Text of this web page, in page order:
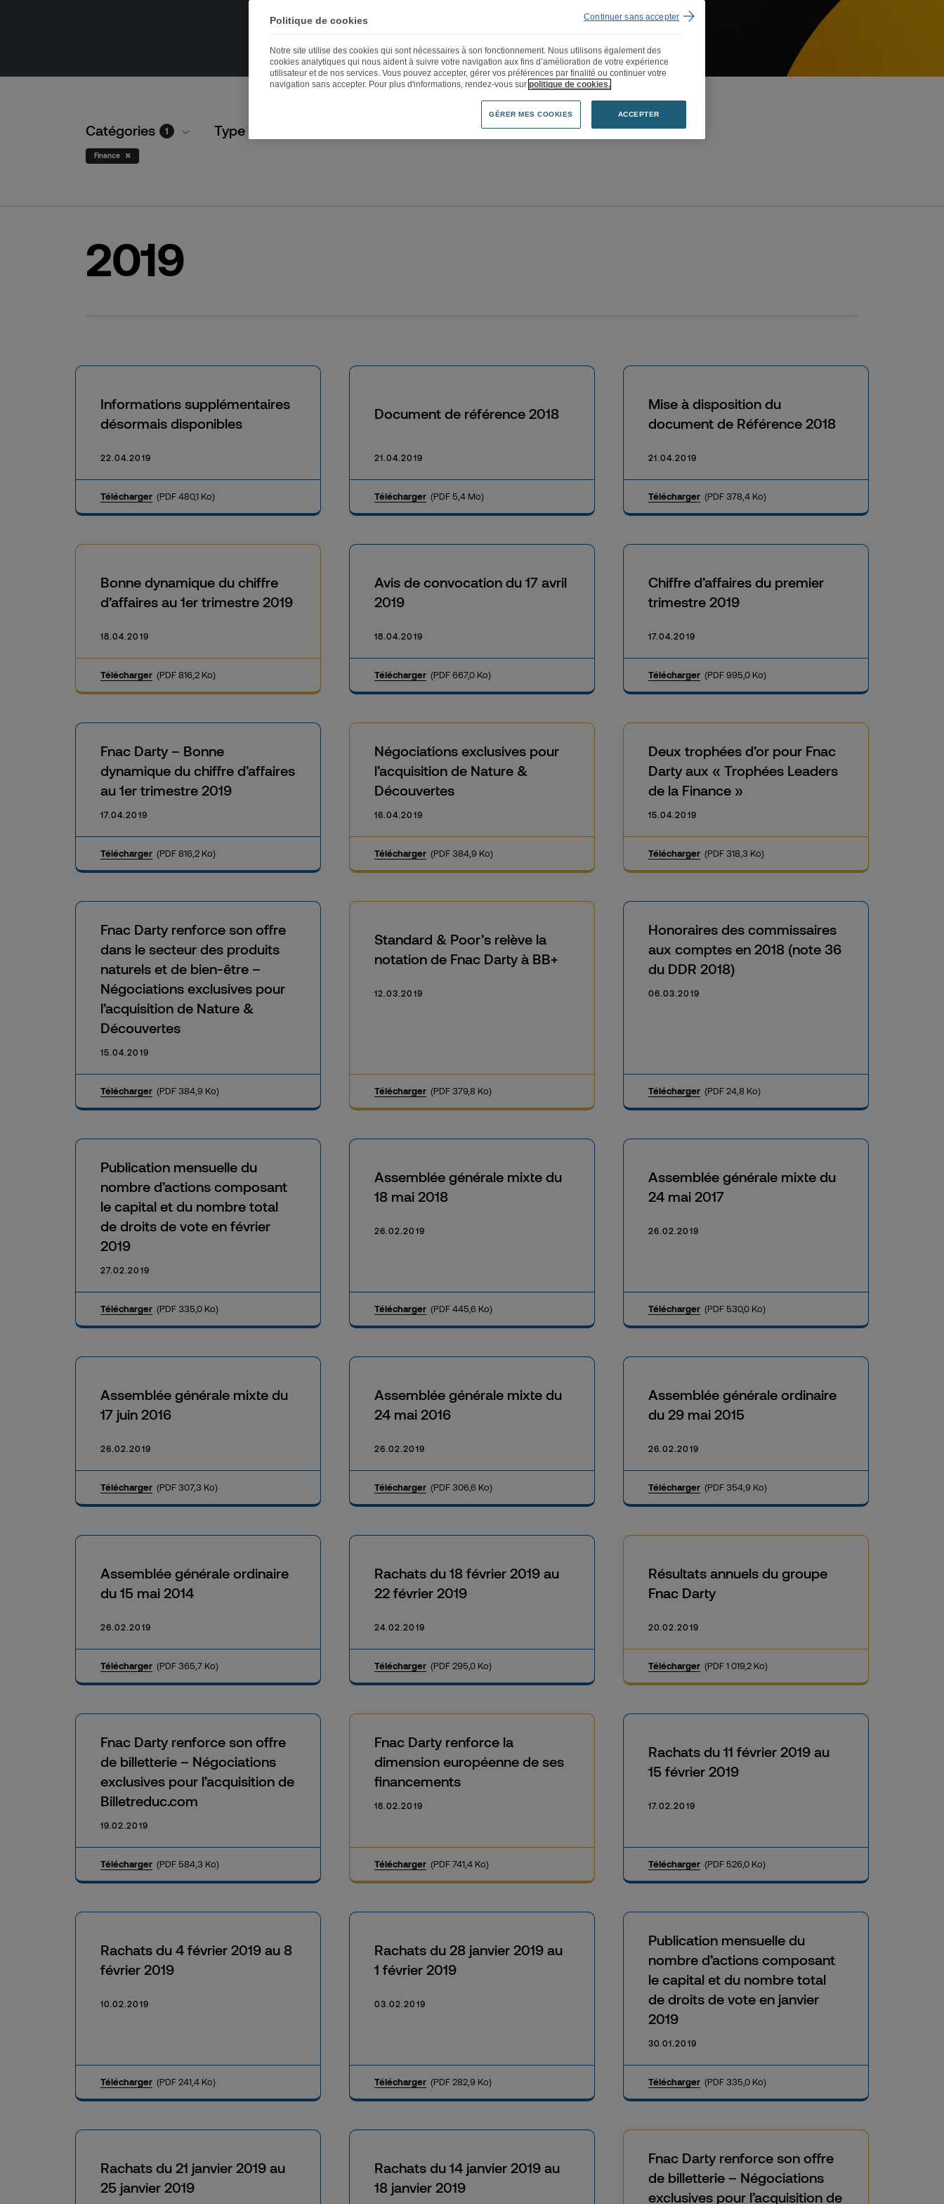
Catégories 1 Type de publications Années
Finance ×
2019
Informations supplémentaires
désormais disponibles
22.04.2019
Télécharger (PDF 480,1 Ko)
Document de référence 2018
21.04.2019
Télécharger (PDF 5,4 Mo)
Mise à disposition du
document de Référence 2018
21.04.2019
Télécharger (PDF 378,4 Ko)
Bonne dynamique du chiffre
d’affaires au 1er trimestre 2019
18.04.2019
Télécharger (PDF 816,2 Ko)
Avis de convocation du 17 avril
2019
18.04.2019
Télécharger (PDF 667,0 Ko)
Chiffre d’affaires du premier
trimestre 2019
17.04.2019
Télécharger (PDF 995,0 Ko)
Fnac Darty – Bonne
dynamique du chiffre d’affaires
au 1er trimestre 2019
17.04.2019
Télécharger (PDF 816,2 Ko)
Négociations exclusives pour
l’acquisition de Nature &
Découvertes
16.04.2019
Télécharger (PDF 384,9 Ko)
Deux trophées d’or pour Fnac
Darty aux « Trophées Leaders
de la Finance »
15.04.2019
Télécharger (PDF 318,3 Ko)
Fnac Darty renforce son offre
dans le secteur des produits
naturels et de bien-être –
Négociations exclusives pour
l’acquisition de Nature &
Découvertes
15.04.2019
Télécharger (PDF 384,9 Ko)
Standard & Poor’s relève la
notation de Fnac Darty à BB+
12.03.2019
Télécharger (PDF 379,8 Ko)
Honoraires des commissaires
aux comptes en 2018 (note 36
du DDR 2018)
06.03.2019
Télécharger (PDF 24,8 Ko)
Publication mensuelle du
nombre d’actions composant
le capital et du nombre total
de droits de vote en février
2019
27.02.2019
Télécharger (PDF 335,0 Ko)
Assemblée générale mixte du
18 mai 2018
26.02.2019
Télécharger (PDF 445,6 Ko)
Assemblée générale mixte du
24 mai 2017
26.02.2019
Télécharger (PDF 530,0 Ko)
Assemblée générale mixte du
17 juin 2016
26.02.2019
Télécharger (PDF 307,3 Ko)
Assemblée générale mixte du
24 mai 2016
26.02.2019
Télécharger (PDF 306,6 Ko)
Assemblée générale ordinaire
du 29 mai 2015
26.02.2019
Télécharger (PDF 354,9 Ko)
Assemblée générale ordinaire
du 15 mai 2014
26.02.2019
Télécharger (PDF 365,7 Ko)
Rachats du 18 février 2019 au
22 février 2019
24.02.2019
Télécharger (PDF 295,0 Ko)
Résultats annuels du groupe
Fnac Darty
20.02.2019
Télécharger (PDF 1 019,2 Ko)
Fnac Darty renforce son offre
de billetterie – Négociations
exclusives pour l’acquisition de
Billetreduc.com
19.02.2019
Télécharger (PDF 584,3 Ko)
Fnac Darty renforce la
dimension européenne de ses
financements
18.02.2019
Télécharger (PDF 741,4 Ko)
Rachats du 11 février 2019 au
15 février 2019
17.02.2019
Télécharger (PDF 526,0 Ko)
Rachats du 4 février 2019 au 8
février 2019
10.02.2019
Télécharger (PDF 241,4 Ko)
Rachats du 28 janvier 2019 au
1 février 2019
03.02.2019
Télécharger (PDF 282,9 Ko)
Publication mensuelle du
nombre d’actions composant
le capital et du nombre total
de droits de vote en janvier
2019
30.01.2019
Télécharger (PDF 335,0 Ko)
Rachats du 21 janvier 2019 au
25 janvier 2019
Rachats du 14 janvier 2019 au
18 janvier 2019
Fnac Darty renforce son offre
de billetterie – Négociations
exclusives pour l’acquisition de
Politique de cookies
Notre site utilise des cookies qui sont nécessaires à son fonctionnement. Nous utilisons également des
cookies analytiques qui nous aident à suivre votre navigation aux fins d’amélioration de votre expérience
utilisateur et de nos services. Vous pouvez accepter, gérer vos préférences par finalité ou continuer votre
navigation sans accepter. Pour plus d'informations, rendez-vous sur politique de cookies.
GÉRER MES COOKIES ACCEPTER
Continuer sans accepter